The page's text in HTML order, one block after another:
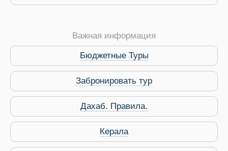
Service Дахаб
Важная информация
Бюджетные Туры
Забронировать тур
Дахаб. Правила.
Керала